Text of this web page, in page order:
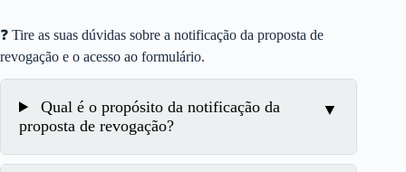
❓ Tire as suas dúvidas sobre a notificação da proposta de
revogação e o acesso ao formulário.
Qual é o propósito da notificação da
proposta de revogação?